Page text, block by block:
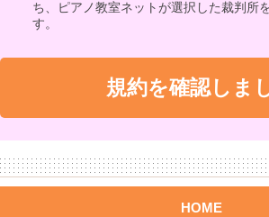
ち、ピアノ教室ネットが選択した裁判所
す。
HOME